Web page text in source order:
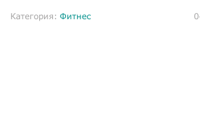
Категория: Фитнес